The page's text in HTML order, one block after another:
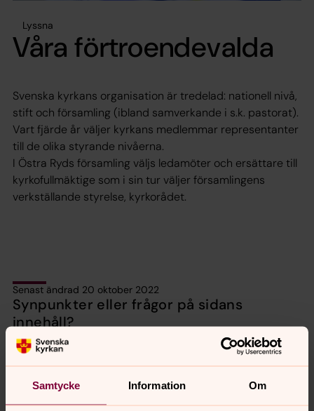
Samtycke Information Om
Lyssna
Våra förtroendevalda
Svenska kyrkans organisation är tredelad: nationell nivå,
stift och församling (ibland samverkande i s.k. pastorat).
Vart fjärde år väljer kyrkans medlemmar representanter
till de olika styrande nivåerna.
I Östra Ryds församling väljs ledamöter och ersättare till
kyrkofullmäktige som i sin tur väljer församlingens
verkställande styrelse, kyrkorådet.
Senast ändrad 20 oktober 2022
Synpunkter eller frågor på sidans
innehåll?
ostraryd.forsamling@svenskakyrkan.se
Dela